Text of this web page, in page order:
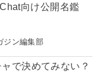
向け公開名鑑
ジン編集部
で決めてみない？